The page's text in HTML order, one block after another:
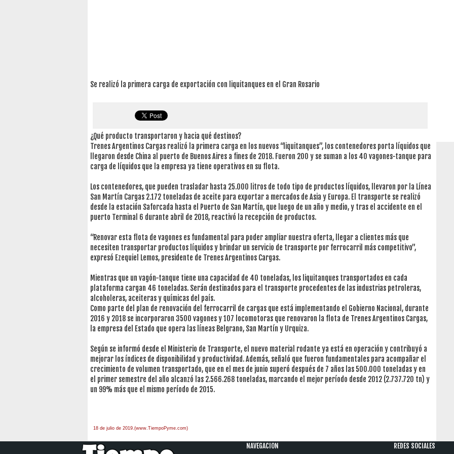
Se realizó la primera carga de exportación con liquitanques en el Gran Rosario
¿Qué producto transportaron y hacia qué destinos?
Trenes Argentinos Cargas realizó la primera carga en los nuevos “liquitanques”, los contenedores porta líquidos que
llegaron desde China al puerto de Buenos Aires a fines de 2018. Fueron 200 y se suman a los 40 vagones-tanque para
carga de líquidos que la empresa ya tiene operativos en su flota.
Los contenedores, que pueden trasladar hasta 25.000 litros de todo tipo de productos líquidos, llevaron por la Línea
San Martín Cargas 2.172 toneladas de aceite para exportar a mercados de Asia y Europa. El transporte se realizó
desde la estación Saforcada hasta el Puerto de San Martín, que luego de un año y medio, y tras el accidente en el
puerto Terminal 6 durante abril de 2018, reactivó la recepción de productos.
“Renovar esta flota de vagones es fundamental para poder ampliar nuestra oferta, llegar a clientes más que
necesiten transportar productos líquidos y brindar un servicio de transporte por ferrocarril más competitivo”,
expresó Ezequiel Lemos, presidente de Trenes Argentinos Cargas.
Mientras que un vagón-tanque tiene una capacidad de 40 toneladas, los liquitanques transportados en cada
plataforma cargan 46 toneladas. Serán destinados para el transporte procedentes de las industrias petroleras,
alcoholeras, aceiteras y químicas del país.
Como parte del plan de renovación del ferrocarril de cargas que está implementando el Gobierno Nacional, durante
2016 y 2018 se incorporaron 3500 vagones y 107 locomotoras que renovaron la flota de Trenes Argentinos Cargas,
la empresa del Estado que opera las líneas Belgrano, San Martín y Urquiza.
Según se informó desde el Ministerio de Transporte, el nuevo material rodante ya está en operación y contribuyó a
mejorar los índices de disponibilidad y productividad. Además, señaló que fueron fundamentales para acompañar el
crecimiento de volumen transportado, que en el mes de junio superó después de 7 años las 500.000 toneladas y en
el primer semestre del año alcanzó las 2.566.268 toneladas, marcando el mejor período desde 2012 (2.737.720 tn) y
un 99% más que el mismo período de 2015.
18 de julio de 2019.(www.TiempoPyme.com)
NAVEGACION REDES SOCIALES